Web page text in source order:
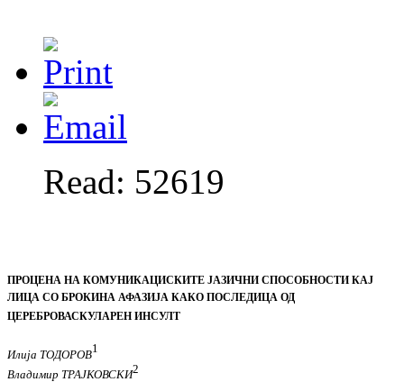
Read: 52619
ПРОЦЕНА НА КОМУНИКАЦИСКИТЕ ЈАЗИЧНИ СПОСОБНОСТИ КАЈ
ЛИЦА СО БРОКИНА АФАЗИЈА КАКО ПОСЛЕДИЦА ОД
ЦЕРЕБРОВАСКУЛАРЕН ИНСУЛТ
Илија ТОДОРОВ1
Владимир ТРАЈКОВСКИ2